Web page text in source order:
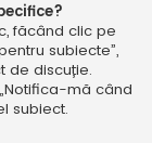
făcând clic pe
subiecte”,
de discuție.
mă când
subiect.